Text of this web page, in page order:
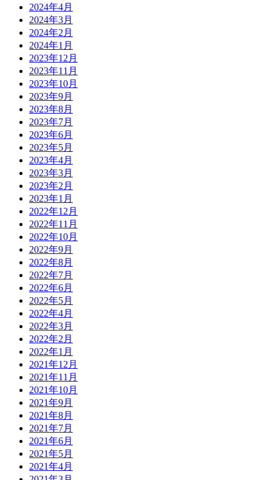
2024年4月
2024年3月
2024年2月
2024年1月
2023年12月
2023年11月
2023年10月
2023年9月
2023年8月
2023年7月
2023年6月
2023年5月
2023年4月
2023年3月
2023年2月
2023年1月
2022年12月
2022年11月
2022年10月
2022年9月
2022年8月
2022年7月
2022年6月
2022年5月
2022年4月
2022年3月
2022年2月
2022年1月
2021年12月
2021年11月
2021年10月
2021年9月
2021年8月
2021年7月
2021年6月
2021年5月
2021年4月